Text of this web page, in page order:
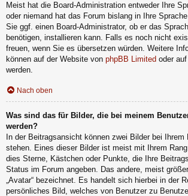
Meist hat die Board-Administration entweder Ihre
oder niemand hat das Forum bislang in Ihre
Sie ggf. einen Board-Administrator, ob er das
benötigen, installieren kann. Falls es noch nicht
freuen, wenn Sie es übersetzen würden. Weitere
können auf der Website von phpBB Limited oder auf
werden.
Nach oben
Was sind das für Bilder, die bei meinem
werden?
In der Beitragsansicht können zwei Bilder bei Ihrem
stehen. Eines dieser Bilder ist meist mit Ihrem
dies Sterne, Kästchen oder Punkte, die Ihre
Status im Forum angeben. Das andere, meist
„Avatar“ bezeichnet. Es handelt sich hierbei in der
persönliches Bild, welches von Benutzer zu